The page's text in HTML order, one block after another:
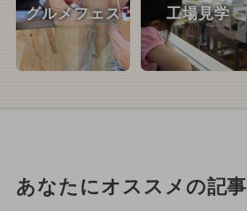
グルメフェス 工場見学
あなたにオススメの記事